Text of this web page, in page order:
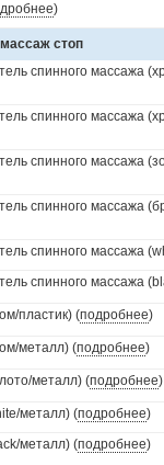
)
стоп
спинного массажа
спинного массажа
спинного массажа
спинного массажа
спинного массажа
спинного массажа
пластик) (подробнее)
металл) (подробнее)
металл) (подробнее)
металл) (подробнее)
металл) (подробнее)